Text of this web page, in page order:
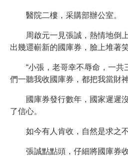
醫院二樓，采購部辦公室。
周啟元一見張誠，熱情地倒
出幾遝嶄新的國庫券，臉上堆著笑
“小張，老哥幸不辱命，一
們一聽我收國庫券，都把我當財
國庫券發行數年，國家遲遲
了信心。
如今有人肯收，自然是求之不
張誠點點頭，仔細將國庫券